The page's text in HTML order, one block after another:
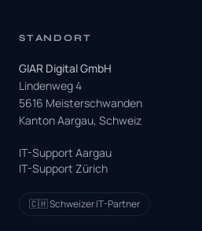
STANDORT
GIAR Digital GmbH
Lindenweg 4
5616 Meisterschwanden
Kanton Aargau, Schweiz
IT-Support Aargau
IT-Support Zürich
🇨🇭 Schweizer IT-Partner